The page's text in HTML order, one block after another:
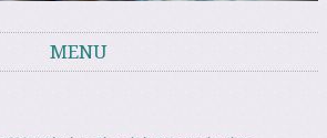
MENU